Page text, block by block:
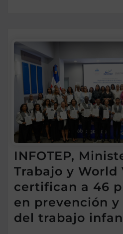
INFOTEP,
Trabajo y World
certifican a 46
en prevención
del trabajo